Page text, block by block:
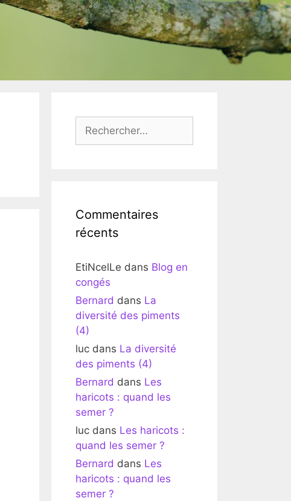
Commentaires
récents
EtiNcelLe dans Blog en
congés
Bernard dans La
diversité des piments
(4)
luc dans La diversité
des piments (4)
Bernard dans Les
haricots : quand les
semer ?
luc dans Les haricots :
quand les semer ?
Bernard dans Les
haricots : quand les
semer ?